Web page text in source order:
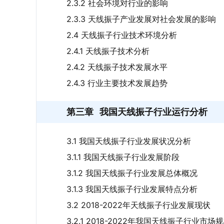
2.3.2 社会环境对行业的影响
2.3.3 天线振子产业发展对社会发展的影响
2.4 天线振子行业技术环境分析
2.4.1 天线振子技术分析
2.4.2 天线振子技术发展水平
2.4.3 行业主要技术发展趋势
第三章 我国天线振子行业运行分析
3.1 我国天线振子行业发展状况分析
3.1.1 我国天线振子行业发展阶段
3.1.2 我国天线振子行业发展总体概况
3.1.3 我国天线振子行业发展特点分析
3.2 2018-2022年天线振子行业发展现状
3.2.1 2018-2022年我国天线振子行业市场